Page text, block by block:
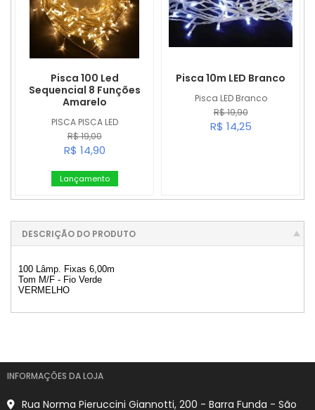
PISCA PISCA LED
Pisca 100 Led
Sequencial 8 Funções
Amarelo
R$ 19,00
R$ 14,90
Lançamento
Pisca LED Branco
Pisca 10m LED Branco
R$ 19,90
R$ 14,25
DESCRIÇÃO DO PRODUTO
100 Lâmp. Fixas 6,00m
Tom M/F - Fio Verde
VERMELHO
INFORMAÇÕES DA LOJA
Rua Norma Pieruccini Giannotti, 200 - Barra Funda - São